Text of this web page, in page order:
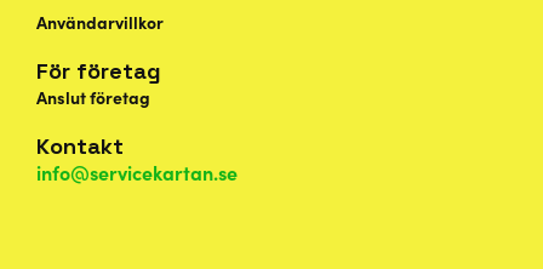
Användarvillkor
För företag
Anslut företag
Kontakt
info@servicekartan.se